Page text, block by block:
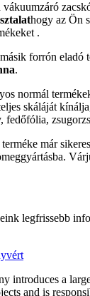
hogy az Ön
.
forrón eladó
.
normál
skáláját
fedőfólia,
már
legfrissebb